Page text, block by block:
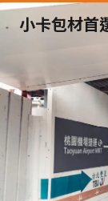
小卡包材首